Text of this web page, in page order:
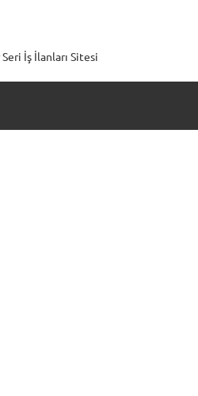
İş İlanları Sitesi